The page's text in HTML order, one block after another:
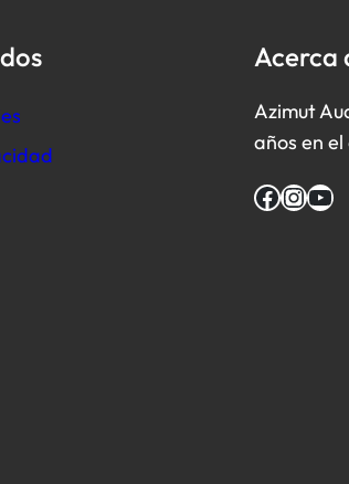
Acerca
Azimut
años en
Facebook InstagramYouTube